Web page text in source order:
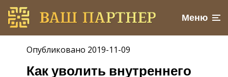
Меню
Опубликовано 2019-11-09
Как уволить внутреннего